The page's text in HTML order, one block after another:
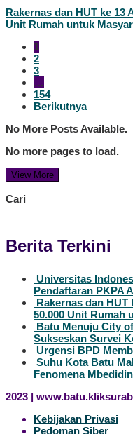
Rakernas dan HUT ke 13
Unit Rumah untuk
1
2
3
…
154
Berikutnya
No More Posts Available.
No more pages to load.
View More
Cari
Berita Terkini
Universitas
Pendaftaran PKPA
Rakernas dan
50.000 Unit Rumah
Batu Menuju City
Sukseskan Survei
Urgensi BPD
Suhu Kota Batu
Fenomena
2023 |
Kebijakan Privasi
Pedoman Siber